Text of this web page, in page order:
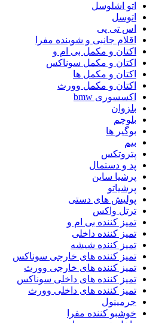
اتو اشلوسل
اتوسل
اس تی پی
اقلام جانبی و شوینده مفرا
اکتان و مکمل بی ام و
اکتان و مکمل سوناکس
اکتان و مکمل ها
اکتان و مکمل وورث
اکسسوری bmw
بلزوان
بلوچم
بوگیر ها
بیم
پتروتکس
پد و دستمال
پرشیا ساین
پرشیاتو
پولیش های دستی
ترتل واکس
تمیز کننده بی ام و
تمیز کننده داخلی
تمیز کننده شیشه
تمیز کننده های خارجی سوناکس
تمیز کننده های خارجی وورث
تمیز کننده های داخلی سوناکس
تمیز کننده های داخلی وورث
جرمینول
خوشبو کننده مفرا